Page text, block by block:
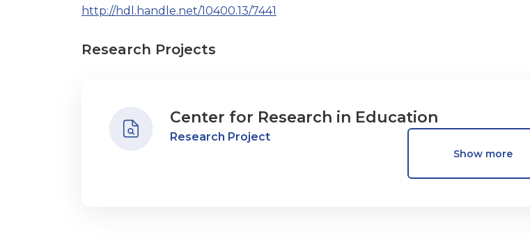
http://hdl.handle.net/10400.13/7441
Research Projects
Center for Research in Education
Research Project
Show more